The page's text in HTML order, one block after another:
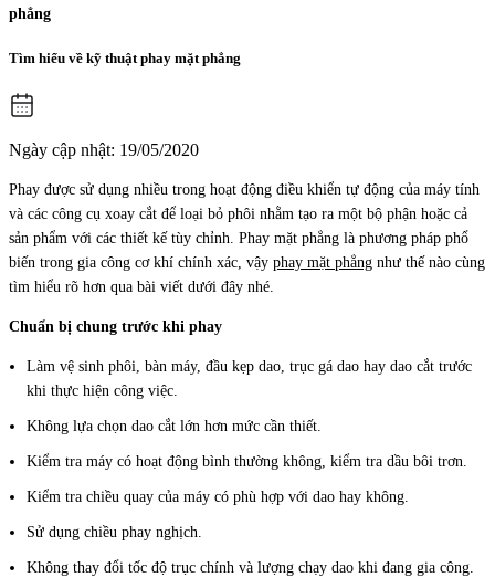
phẳng
Tìm hiểu về kỹ thuật phay mặt phẳng
Ngày cập nhật: 19/05/2020
Phay được sử dụng nhiều trong hoạt động điều khiển tự động của máy tính
và các công cụ xoay cắt để loại bỏ phôi nhằm tạo ra một bộ phận hoặc cả
sản phẩm với các thiết kế tùy chỉnh. Phay mặt phẳng là phương pháp phổ
biến trong gia công cơ khí chính xác, vậy phay mặt phẳng như thế nào cùng
tìm hiểu rõ hơn qua bài viết dưới đây nhé.
Chuẩn bị chung trước khi phay
Làm vệ sinh phôi, bàn máy, đầu kẹp dao, trục gá dao hay dao cắt trước
khi thực hiện công việc.
Không lựa chọn dao cắt lớn hơn mức cần thiết.
Kiểm tra máy có hoạt động bình thường không, kiểm tra dầu bôi trơn.
Kiểm tra chiều quay của máy có phù hợp với dao hay không.
Sử dụng chiều phay nghịch.
Không thay đổi tốc độ trục chính và lượng chạy dao khi đang gia công.